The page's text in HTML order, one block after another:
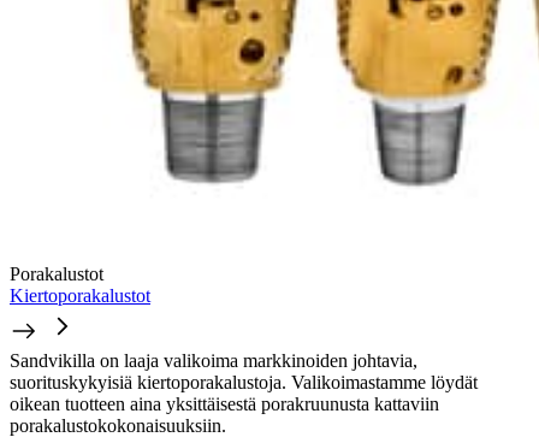
Porakalustot
Kiertoporakalustot
Sandvikilla on laaja valikoima markkinoiden johtavia,
suorituskykyisiä kiertoporakalustoja. Valikoimastamme löydät
oikean tuotteen aina yksittäisestä porakruunusta kattaviin
porakalustokokonaisuuksiin.